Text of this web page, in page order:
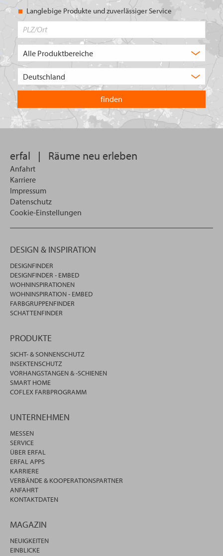
Langlebige Produkte und zuverlässiger Service
in
welchem
Land
Sie
suchen
erfal | Räume neu erleben
Anfahrt
Karriere
Impressum
Datenschutz
Cookie-Einstellungen
DESIGN & INSPIRATION
DESIGNFINDER
DESIGNFINDER - EMBED
WOHNINSPIRATIONEN
WOHNINSPIRATION - EMBED
FARBGRUPPENFINDER
SCHATTENFINDER
PRODUKTE
SICHT- & SONNENSCHUTZ
INSEKTENSCHUTZ
VORHANGSTANGEN & -SCHIENEN
SMART HOME
COFLEX FARBPROGRAMM
UNTERNEHMEN
MESSEN
SERVICE
ÜBER ERFAL
ERFAL APPS
KARRIERE
VERBÄNDE & KOOPERATIONSPARTNER
ANFAHRT
KONTAKTDATEN
MAGAZIN
NEUIGKEITEN
EINBLICKE